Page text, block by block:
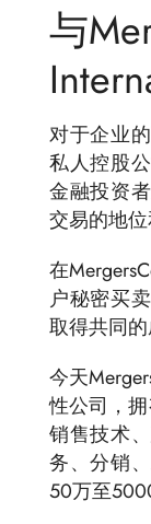
与
对于企业
私人控股
金融投资
交易的地位
在
户秘密买
取得共同的
今天
性公司，
销售技术
务、分销
50万至